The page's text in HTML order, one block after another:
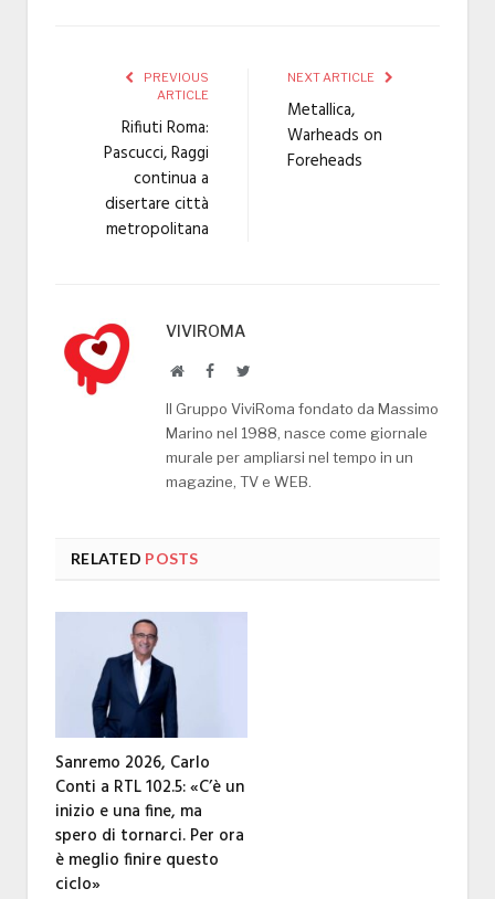
PREVIOUS
ARTICLE
Rifiuti Roma:
Pascucci, Raggi
continua a
disertare città
metropolitana
NEXT ARTICLE
Metallica,
Warheads on
Foreheads
VIVIROMA
WebsiteFacebookTwitter
Il Gruppo ViviRoma fondato da Massimo
Marino nel 1988, nasce come giornale
murale per ampliarsi nel tempo in un
magazine, TV e WEB.
RELATED POSTS
Sanremo 2026, Carlo
Conti a RTL 102.5: «C’è un
inizio e una fine, ma
spero di tornarci. Per ora
è meglio finire questo
ciclo»